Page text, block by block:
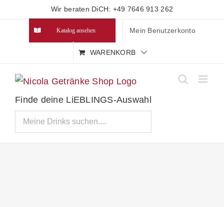
Wir beraten DiCH: +49 7646 913 262
Katalog ansehen Mein Benutzerkonto
WARENKORB
Finde deine LiEBLINGS-Auswahl